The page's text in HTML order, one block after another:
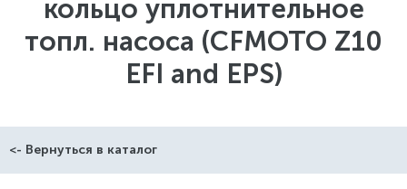
кольцо уплотнительное
топл. насоса (CFMOTO Z10
EFI and EPS)
<- Вернуться в каталог